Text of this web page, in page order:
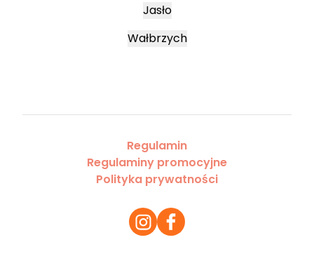
Jasło
Wałbrzych
Regulamin
Regulaminy promocyjne
Polityka prywatności